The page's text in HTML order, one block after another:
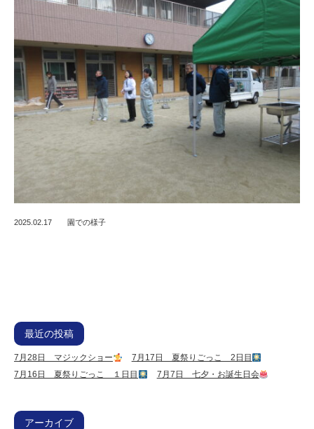
2025.02.17 園での様子
最近の投稿
7月28日 マジックショー
7月17日 夏祭りごっこ 2日目
7月16日 夏祭りごっこ １日目
7月7日 七夕・お誕生日会
アーカイブ